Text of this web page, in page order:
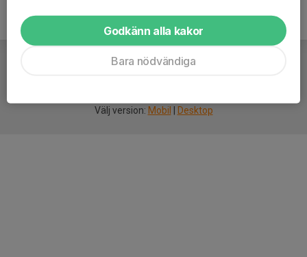
Välj version: Mobil Desktop
Godkänn alla kakor
Bara nödvändiga